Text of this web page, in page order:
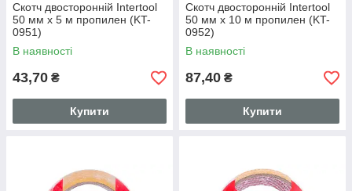
Скотч двосторонній Intertool
50 мм х 5 м пропилен (KT-
0951)
В наявності
43,70 ₴
Купити
Скотч двосторонній Intertool
50 мм х 10 м пропилен (KT-
0952)
В наявності
87,40 ₴
Купити